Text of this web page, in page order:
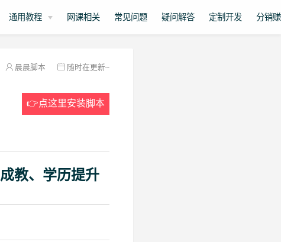
通用教程 网课相关 常见问题 疑问解答 定制开发 分销
晨晨脚本 随时在更新~
👉点这里安装脚本
教、学历提升